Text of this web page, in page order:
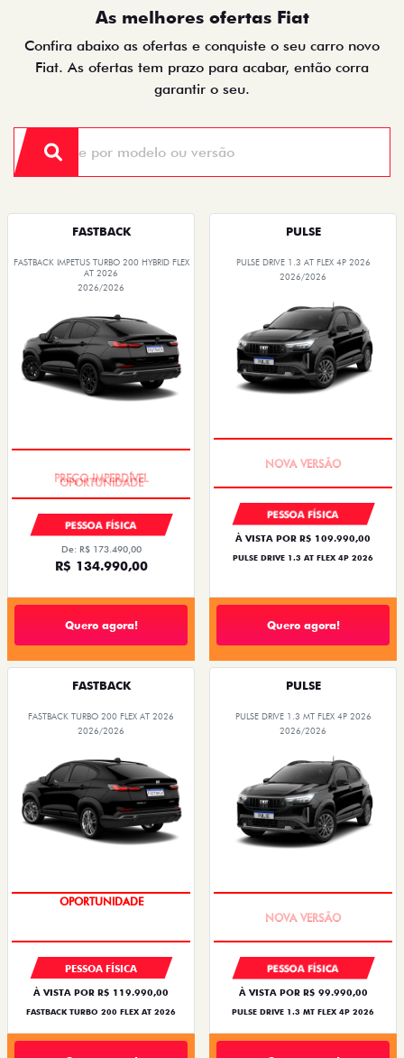
As melhores ofertas Fiat
Confira abaixo as ofertas e conquiste o seu carro novo
Fiat. As ofertas tem prazo para acabar, então corra
garantir o seu.
FASTBACK
FASTBACK IMPETUS TURBO 200 HYBRID FLEX
AT 2026
2026/2026
PESSOA FÍSICA
De: R$ 173.490,00
R$ 134.990,00
Quero agora!
PULSE
PULSE DRIVE 1.3 AT FLEX 4P 2026
2026/2026
PESSOA FÍSICA
À VISTA POR R$ 109.990,00
PULSE DRIVE 1.3 AT FLEX 4P 2026
Quero agora!
FASTBACK
FASTBACK TURBO 200 FLEX AT 2026
2026/2026
OPORTUNIDADE
PESSOA FÍSICA
À VISTA POR R$ 119.990,00
FASTBACK TURBO 200 FLEX AT 2026
PULSE
PULSE DRIVE 1.3 MT FLEX 4P 2026
2026/2026
PESSOA FÍSICA
À VISTA POR R$ 99.990,00
PULSE DRIVE 1.3 MT FLEX 4P 2026